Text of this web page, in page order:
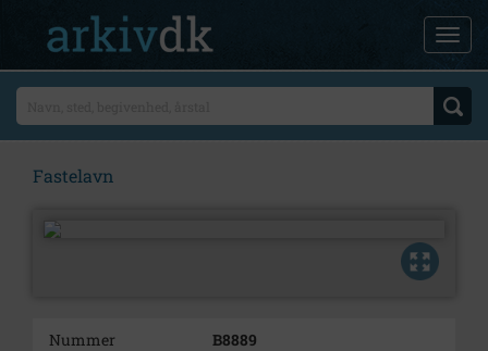
Fastelavn
Nummer
B8889